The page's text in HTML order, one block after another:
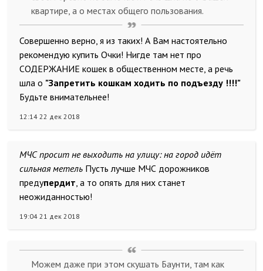
квартире, а о местах общего пользования.
Совершенно верно, я из таких! А Вам настоятельно
рекомендую купить Очки! Нигде там нет про
СОДЕРЖАНИЕ кошек в общественном месте, а речь
шла о "Запретить кошкам ходить по подъезду !!!!"
Будьте внимательнее!
12:14 22 дек 2018
МЧС просит не выходить на улицу: на город идёт
сильная метель Пусть лучше МЧС дорожников
предупердит, а то опять для них станет
неожиданностью!
19:04 21 дек 2018
Можем даже при этом скушать Баунти, там как